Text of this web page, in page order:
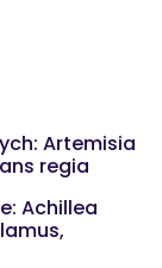
Artemisia
regia
Achillea